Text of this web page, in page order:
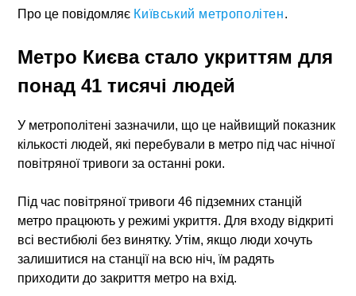
Про це повідомляє Київський метрополітен.
Метро Києва стало укриттям для
понад 41 тисячі людей
У метрополітені зазначили, що це найвищий показник
кількості людей, які перебували в метро під час нічної
повітряної тривоги за останні роки.
Під час повітряної тривоги 46 підземних станцій
метро працюють у режимі укриття. Для входу відкриті
всі вестибюлі без винятку. Утім, якщо люди хочуть
залишитися на станції на всю ніч, їм радять
приходити до закриття метро на вхід.